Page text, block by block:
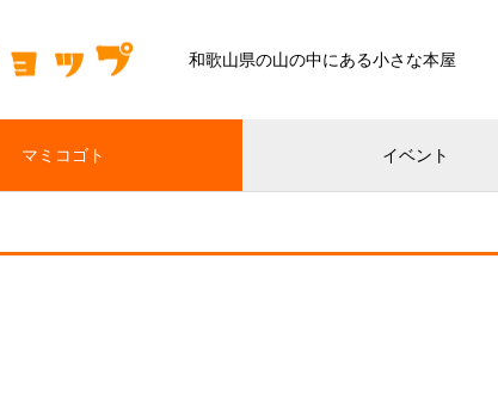
和歌山県の山の中にある小さな本屋
マミコゴト イベント